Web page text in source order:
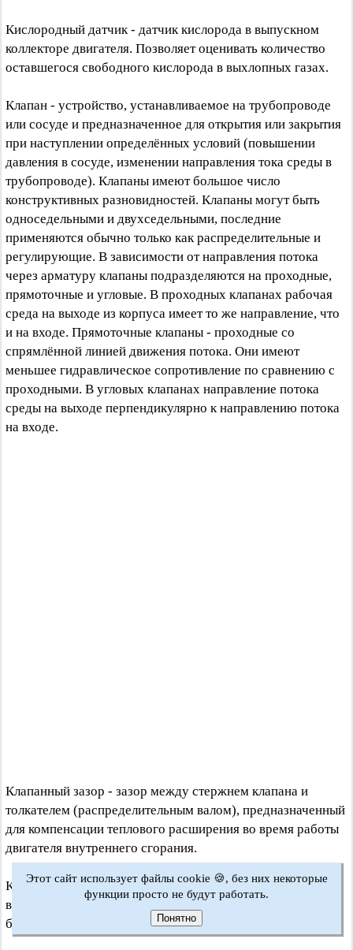
Кислородный датчик - датчик кислорода в выпускном
коллекторе двигателя. Позволяет оценивать количество
оставшегося свободного кислорода в выхлопных газах.
Клапан - устройство, устанавливаемое на трубопроводе
или сосуде и предназначенное для открытия или закрытия
при наступлении определённых условий (повышении
давления в сосуде, изменении направления тока среды в
трубопроводе). Клапаны имеют большое число
конструктивных разновидностей. Клапаны могут быть
односедельными и двухседельными, последние
применяются обычно только как распределительные и
регулирующие. В зависимости от направления потока
через арматуру клапаны подразделяются на проходные,
прямоточные и угловые. В проходных клапанах рабочая
среда на выходе из корпуса имеет то же направление, что
и на входе. Прямоточные клапаны - проходные со
спрямлённой линией движения потока. Они имеют
меньшее гидравлическое сопротивление по сравнению с
проходными. В угловых клапанах направление потока
среды на выходе перпендикулярно к направлению потока
на входе.
Клапанный зазор - зазор между стержнем клапана и
толкателем (распределительным валом), предназначенный
для компенсации теплового расширения во время работы
двигателя внутреннего сгорания.
Ключ-шестигранник - шестигранный стержень,
вставляемый во внутренний шестигранный паз головки
болта.
Этот сайт использует файлы cookie 🍪, без них некоторые
функции просто не будут работать.
Понятно